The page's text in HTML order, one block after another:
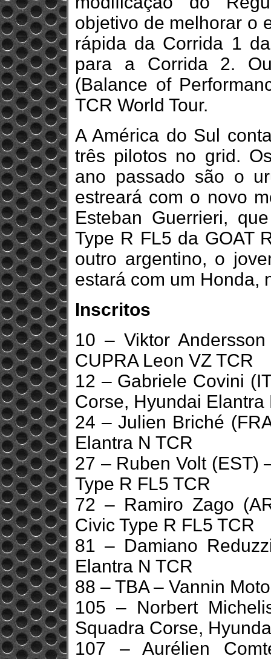
objetivo de melhorar o
rápida da Corrida 1
para a Corrida 2.
(Balance of
TCR World Tour.
A América do Sul
três pilotos no grid.
ano passado são o
estreará com o novo
Esteban Guerrieri,
Type R FL5 da GOAT
outro argentino, o
estará com um Honda,
Inscritos
10 – Viktor
CUPRA Leon VZ TCR
12 – Gabriele Covini
Corse, Hyundai Elantra
24 – Julien Briché
Elantra N TCR
27 – Ruben Volt (EST)
Type R FL5 TCR
72 – Ramiro Zago
Civic Type R FL5 TCR
81 – Damiano
Elantra N TCR
88 – TBA – Vannin
105 – Norbert
Squadra Corse,
107 – Aurélien